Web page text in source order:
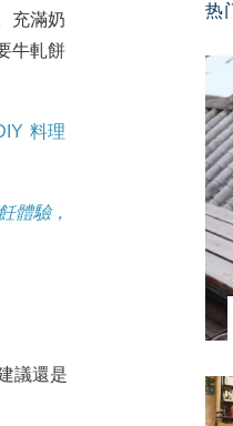
充滿奶
牛軋餅
料理
體驗，
議還是
热